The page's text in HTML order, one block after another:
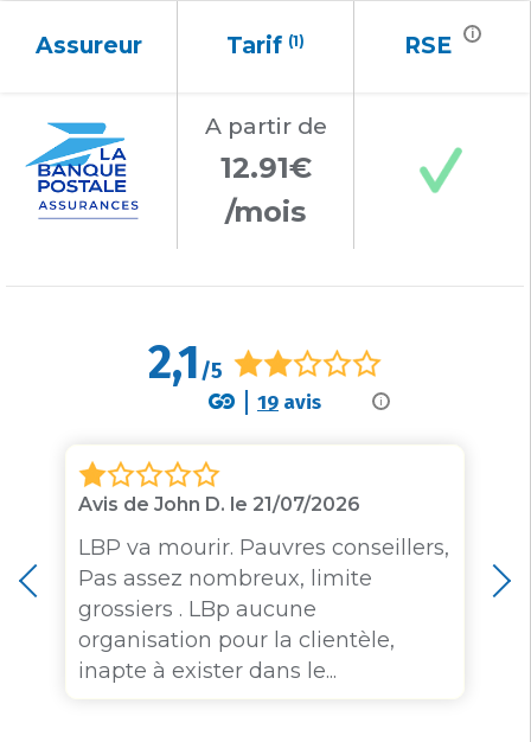
Assureur Tarif (1) RSE i
A partir de
12.91€
/mois
i
2,1/5
19 avis
Avis de John D. le 21/07/2026
LBP va mourir. Pauvres conseillers,
Pas assez nombreux, limite
grossiers . LBp aucune
organisation pour la clientèle,
inapte à exister dans le...